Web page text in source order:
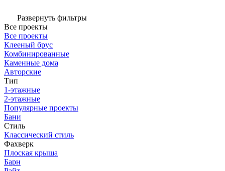
Развернуть фильтры
Все проекты
Все проекты
Клееный брус
Комбинированные
Каменные дома
Авторские
Тип
1-этажные
2-этажные
Популярные проекты
Бани
Стиль
Классический стиль
Фахверк
Плоская крыша
Барн